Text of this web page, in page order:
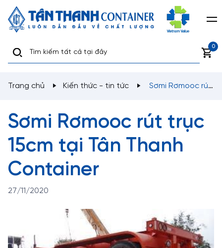
0
Trang chủ Kiến thức - tin tức
Sơmi Rơmooc rút trục
15cm tại Tân Thanh
Container
27/11/2020